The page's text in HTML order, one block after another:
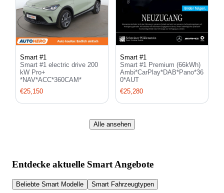
Smart #1
Smart #1 electric drive 200
kW Pro+
*NAV*ACC*360CAM*
€25,150
Smart #1
Smart #1 Premium (66kWh)
Ambi*CarPlay*DAB*Pano*36
0*AUT
€25,280
Alle ansehen
Entdecke aktuelle Smart Angebote
Beliebte Smart Modelle Smart Fahrzeugtypen